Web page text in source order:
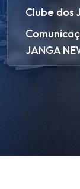
Clube dos
JANGA